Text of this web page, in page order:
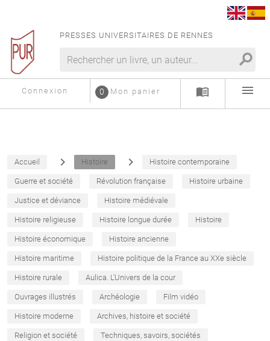
PRESSES UNIVERSITAIRES DE RENNES
search
Connexion Mon panier
0 menu_book menu
Accueil navigate_next Histoire navigate_next Histoire contemporaine
Guerre et société Révolution française Histoire urbaine
Justice et déviance Histoire médiévale
Histoire religieuse Histoire longue durée Histoire
Histoire économique Histoire ancienne
Histoire maritime Histoire politique de la France au XXe siècle
Histoire rurale Aulica. L'Univers de la cour
Ouvrages illustrés Archéologie Film vidéo
Histoire moderne Archives, histoire et société
Religion et société Techniques, savoirs, sociétés